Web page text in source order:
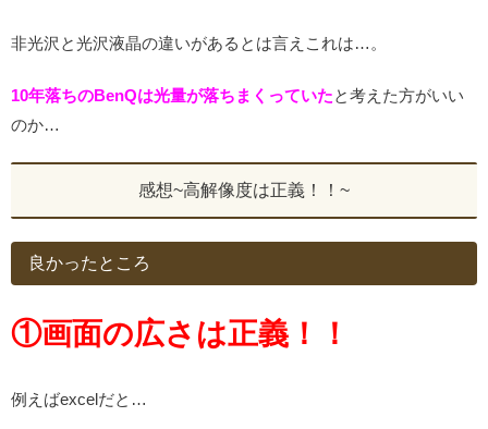
非光沢と光沢液晶の違いがあるとは言えこれは…。
10年落ちのBenQは光量が落ちまくっていたと考えた方がいい
のか…
感想~高解像度は正義！！~
良かったところ
①画面の広さは正義！！
例えばexcelだと…